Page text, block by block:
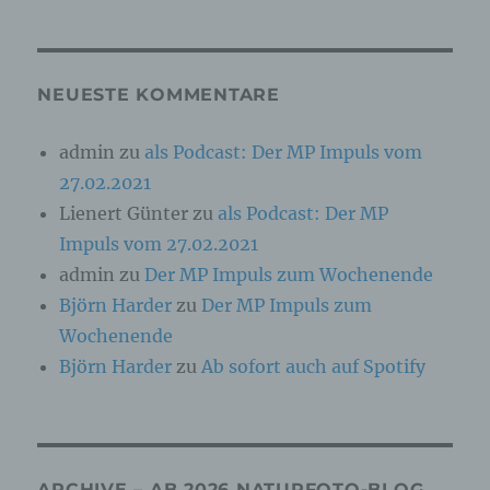
NEUESTE KOMMENTARE
admin zu als Podcast: Der MP Impuls vom
27.02.2021
Lienert Günter zu als Podcast: Der MP
Impuls vom 27.02.2021
admin zu Der MP Impuls zum Wochenende
Björn Harder zu Der MP Impuls zum
Wochenende
Björn Harder zuAb sofort auch auf Spotify
physischen, physiologischen, genetischen,
sozialen Identität dieser natürlichen Person
b) betroffene Person
Betroffene Person ist jede identifizierte oder
identifizierbare natürliche Person, deren
personenbezogene Daten von dem für die
werden.
c) Verarbeitung
automatisierter Verfahren ausgeführte Vorgang